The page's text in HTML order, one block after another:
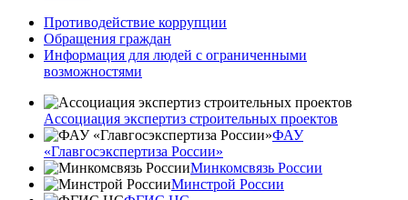
Противодействие коррупции
Обращения граждан
Информация для людей с ограниченными
возможностями
Ассоциация экспертиз строительных проектов
ФАУ
«Главгосэкспертиза России»
Минкомсвязь России
Минстрой России